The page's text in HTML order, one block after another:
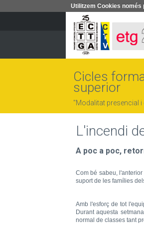
Utilitzem Cookies només
Cicles
superior
"Modalitat presencial i
L'incendi
A poc a poc,
Com bé sabeu,
suport de les famílies
Amb l'esforç de tot
Durant aquesta
normal de classes tant